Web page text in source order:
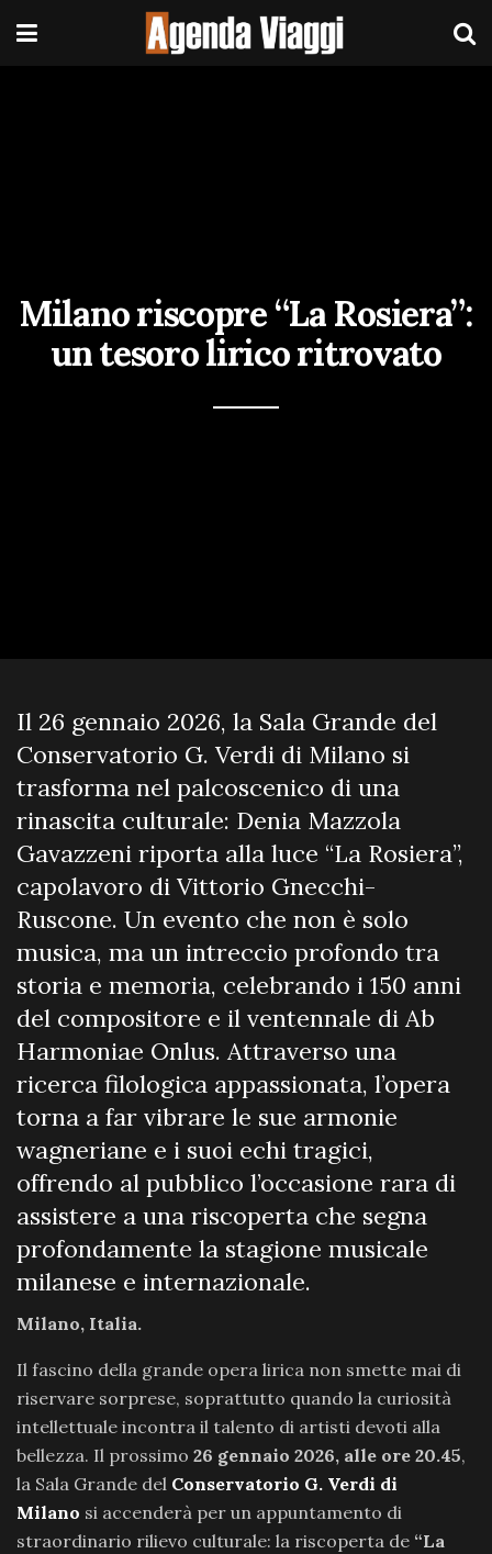
Milano riscopre “La Rosiera”:
un tesoro lirico ritrovato
Il 26 gennaio 2026, la Sala Grande del
Conservatorio G. Verdi di Milano si
trasforma nel palcoscenico di una
rinascita culturale: Denia Mazzola
Gavazzeni riporta alla luce “La Rosiera”,
capolavoro di Vittorio Gnecchi-
Ruscone. Un evento che non è solo
musica, ma un intreccio profondo tra
storia e memoria, celebrando i 150 anni
del compositore e il ventennale di Ab
Harmoniae Onlus. Attraverso una
ricerca filologica appassionata, l’opera
torna a far vibrare le sue armonie
wagneriane e i suoi echi tragici,
offrendo al pubblico l’occasione rara di
assistere a una riscoperta che segna
profondamente la stagione musicale
milanese e internazionale.
Milano, Italia.
Il fascino della grande opera lirica non smette mai di
riservare sorprese, soprattutto quando la curiosità
intellettuale incontra il talento di artisti devoti alla
bellezza. Il prossimo 26 gennaio 2026, alle ore 20.45,
la Sala Grande del Conservatorio G. Verdi di
Milano si accenderà per un appuntamento di
straordinario rilievo culturale: la riscoperta de “La